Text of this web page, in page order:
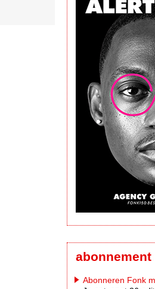
abonnement
Abonneren Fonk